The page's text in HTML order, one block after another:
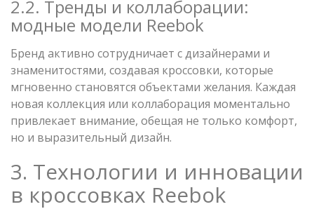
2.2. Тренды и коллаборации:
модные модели Reebok
Бренд активно сотрудничает с дизайнерами и
знаменитостями, создавая кроссовки, которые
мгновенно становятся объектами желания. Каждая
новая коллекция или коллаборация моментально
привлекает внимание, обещая не только комфорт,
но и выразительный дизайн.
3. Технологии и инновации
в кроссовках Reebok